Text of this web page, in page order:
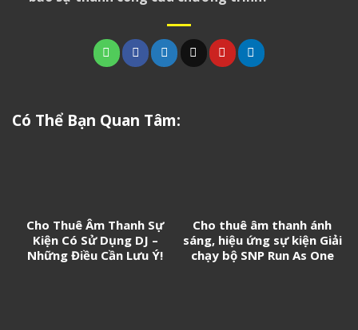
Có Thể Bạn Quan Tâm:
Cho Thuê Âm Thanh Sự
Kiện Có Sử Dụng DJ –
Những Điều Cần Lưu Ý!
Cho thuê âm thanh ánh
sáng, hiệu ứng sự kiện Giải
chạy bộ SNP Run As One